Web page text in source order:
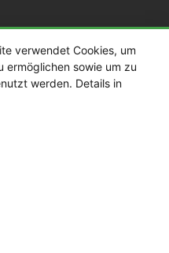
verwendet Cookies, um
ermöglichen sowie um zu
werden. Details in